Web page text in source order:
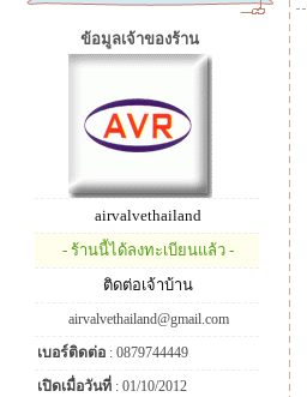
ข้อมูลเจ้าของร้าน
airvalvethailand
- ร้านนี้ได้ลงทะเบียนแล้ว -
ติดต่อเจ้าบ้าน
airvalvethailand@gmail.com
เบอร์ติดต่อ : 0879744449
เปิดเมื่อวันที่ : 01/10/2012